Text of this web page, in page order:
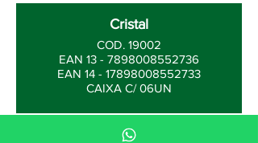
Cristal
COD. 19002
EAN 13 - 7898008552736
EAN 14 - 17898008552733
CAIXA C/ 06UN
Para beleza que inspira,